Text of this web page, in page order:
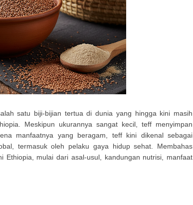
satu biji-bijian tertua di dunia yang hingga kini masih
Meskipun ukurannya sangat kecil, teff menyimpan
manfaatnya yang beragam, teff kini dikenal sebagai
termasuk oleh pelaku gaya hidup sehat. Membahas
Ethiopia, mulai dari asal-usul, kandungan nutrisi, manfaat